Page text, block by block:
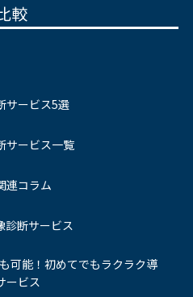
較
サービス5選
サービス一覧
連コラム
診断サービス
可能！初めてでもラクラク導
ービス